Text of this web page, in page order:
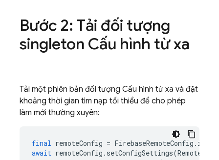
Bước 2: Tải đối tượng
singleton Cấu hình từ xa
Tải một phiên bản đối tượng Cấu hình từ xa và đặt
khoảng thời gian tìm nạp tối thiểu để cho phép
làm mới thường xuyên:
final remoteConfig = FirebaseRemoteConfig .
await remoteConfig . setConfigSettings(